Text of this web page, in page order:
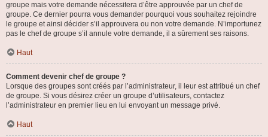
groupe mais votre demande nécessitera d’être approuvée par un chef de
groupe. Ce dernier pourra vous demander pourquoi vous souhaitez rejoindre
le groupe et ainsi décider s’il approuvera ou non votre demande. N’importunez
pas le chef de groupe s’il annule votre demande, il a sûrement ses raisons.
Haut
Comment devenir chef de groupe ?
Lorsque des groupes sont créés par l’administrateur, il leur est attribué un chef
de groupe. Si vous désirez créer un groupe d’utilisateurs, contactez
l’administrateur en premier lieu en lui envoyant un message privé.
Haut